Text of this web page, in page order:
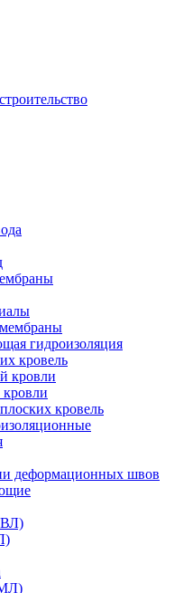
гидроизоляция
кровель
кровли
кровель
деформационных швов